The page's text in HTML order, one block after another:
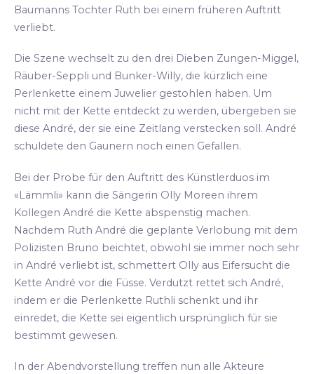
Baumanns Tochter Ruth bei einem früheren Auftritt
verliebt.
Die Szene wechselt zu den drei Dieben Zungen-Miggel,
Räuber-Seppli und Bunker-Willy, die kürzlich eine
Perlenkette einem Juwelier gestohlen haben. Um
nicht mit der Kette entdeckt zu werden, übergeben sie
diese André, der sie eine Zeitlang verstecken soll. André
schuldete den Gaunern noch einen Gefallen.
Bei der Probe für den Auftritt des Künstlerduos im
«Lämmli» kann die Sängerin Olly Moreen ihrem
Kollegen André die Kette abspenstig machen.
Nachdem Ruth André die geplante Verlobung mit dem
Polizisten Bruno beichtet, obwohl sie immer noch sehr
in André verliebt ist, schmettert Olly aus Eifersucht die
Kette André vor die Füsse. Verdutzt rettet sich André,
indem er die Perlenkette Ruthli schenkt und ihr
einredet, die Kette sei eigentlich ursprünglich für sie
bestimmt gewesen.
In der Abendvorstellung treffen nun alle Akteure